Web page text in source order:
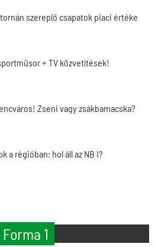
szereplő csapatok piaci értéke
+ TV közvetítések!
Zseni vagy zsákbamacska?
a régióban: hol áll az NB I?
Forma 1